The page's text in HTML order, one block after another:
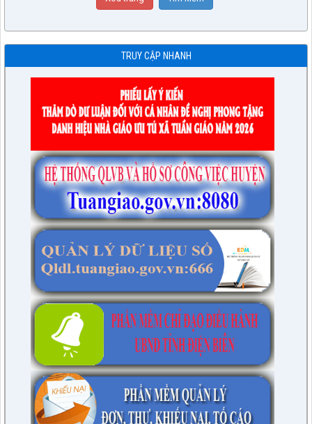
TRUY CẬP NHANH